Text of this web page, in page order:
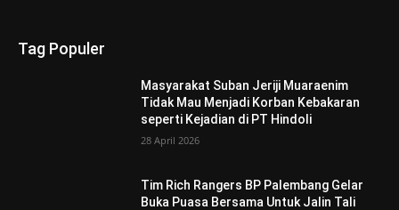
Tag Populer
Masyarakat Suban Jeriji Muaraenim
Tidak Mau Menjadi Korban Kebakaran
seperti Kejadian di PT Hindoli
28 April 2026
Tim Rich Rangers BP Palembang Gelar
Buka Puasa Bersama Untuk Jalin Tali